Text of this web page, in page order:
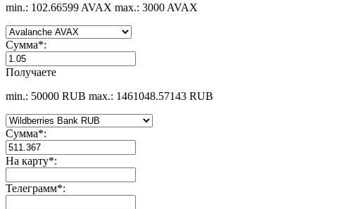
min.: 102.66599 AVAX max.: 3000 AVAX
Сумма*:
Получаете
min.: 50000 RUB max.: 1461048.57143 RUB
Сумма*:
На карту*:
Телеграмм*: